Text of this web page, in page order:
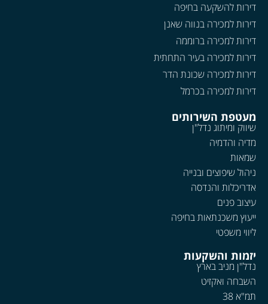
דירות להשקעה בחיפה
דירות למכירה בנווה שאנן
דירות למכירה ברוממה
דירות למכירה בעיר התחתית
דירות למכירה שכונת הדר
דירות למכירה בכרמל
מעטפת השירותים
שיווק ומיתוג נדל"ן
מדיה והדמיה
שמאות
ניהול שיפוצים ובנייה
אדריכלות והנדסה
עיצוב פנים
ייעוץ משכנתאות בחיפה
ליווי משפטי
יזמות והשקעות
נדל"ן מניב בארץ
השבחה ואקזיט
תמ"א 38